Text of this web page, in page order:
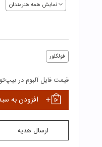
نمایش همه هنرمندان
فولکلور
قیمت فایل آلبوم در
افزودن به
ارسال هدیه